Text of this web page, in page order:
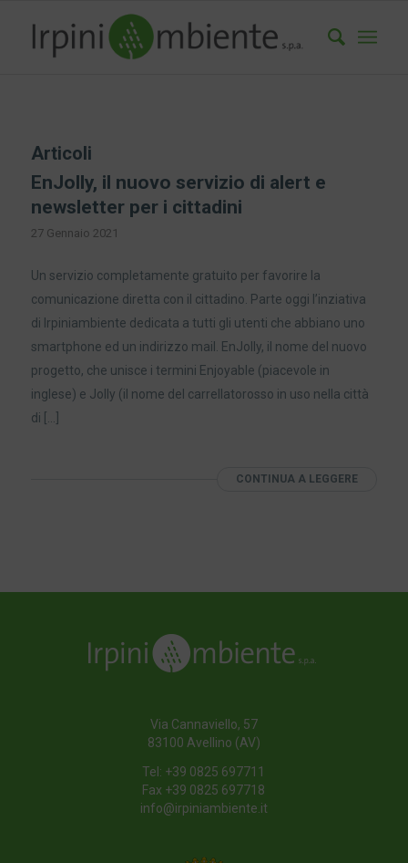
Articoli
EnJolly, il nuovo servizio di alert e
newsletter per i cittadini
27 Gennaio 2021
Un servizio completamente gratuito per favorire la
comunicazione diretta con il cittadino. Parte oggi l’inziativa
di Irpiniambiente dedicata a tutti gli utenti che abbiano uno
smartphone ed un indirizzo mail. EnJolly, il nome del nuovo
progetto, che unisce i termini Enjoyable (piacevole in
inglese) e Jolly (il nome del carrellatorosso in uso nella città
di […]
CONTINUA A LEGGERE
Via Cannaviello, 57
83100 Avellino (AV)
Tel: +39 0825 697711
Fax +39 0825 697718
info@irpiniambiente.it